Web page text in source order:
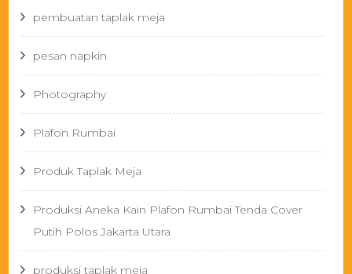
pembuatan taplak meja
pesan napkin
Photography
Plafon Rumbai
Produk Taplak Meja
Produksi Aneka Kain Plafon Rumbai Tenda Cover
Putih Polos Jakarta Utara
produksi taplak meja